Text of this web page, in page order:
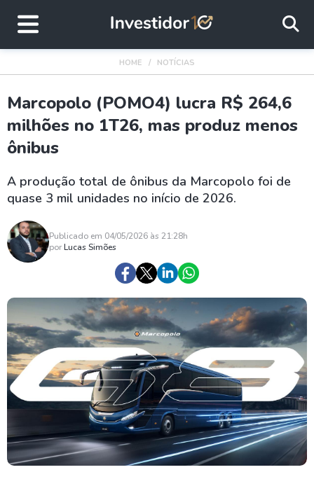
HOME NOTÍCIAS
Marcopolo (POMO4) lucra R$ 264,6
milhões no 1T26, mas produz menos
ônibus
A produção total de ônibus da Marcopolo foi de
quase 3 mil unidades no início de 2026.
Publicado em 04/05/2026 às 21:28h
porLucas Simões